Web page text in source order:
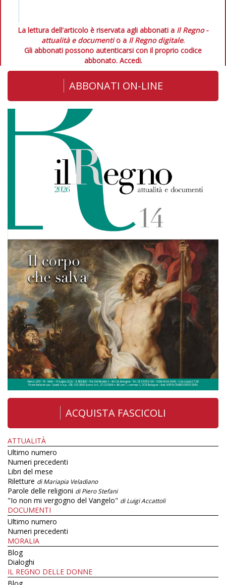
La lettura dell'articolo è riservata agli abbonati a Il Regno -
attualità e documentio a Il Regno digitale.
Gli abbonati possono autenticarsi con il proprio codice
abbonato. Accedi.
ABBONATI ON-LINE
ACQUISTA FASCICOLI
ATTUALITÀ
Ultimo numero
Numeri precedenti
Libri del mese
Riletture di Mariapia Veladiano
Parole delle religioni di Piero Stefani
"Io non mi vergogno del Vangelo" di Luigi Accattoli
DOCUMENTI
Ultimo numero
Numeri precedenti
MORALIA
Blog
Dialoghi
IL REGNO DELLE DONNE